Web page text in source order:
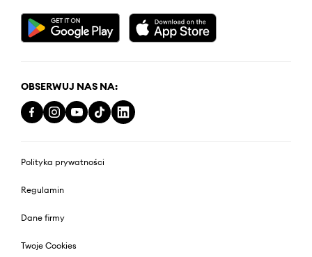
OBSERWUJ NAS NA:
Polityka prywatności
Regulamin
Dane firmy
Twoje Cookies